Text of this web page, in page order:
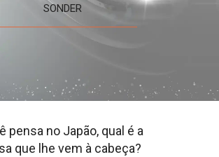
SONDER
pensa no Japão, qual é a
que lhe vem à cabeça?